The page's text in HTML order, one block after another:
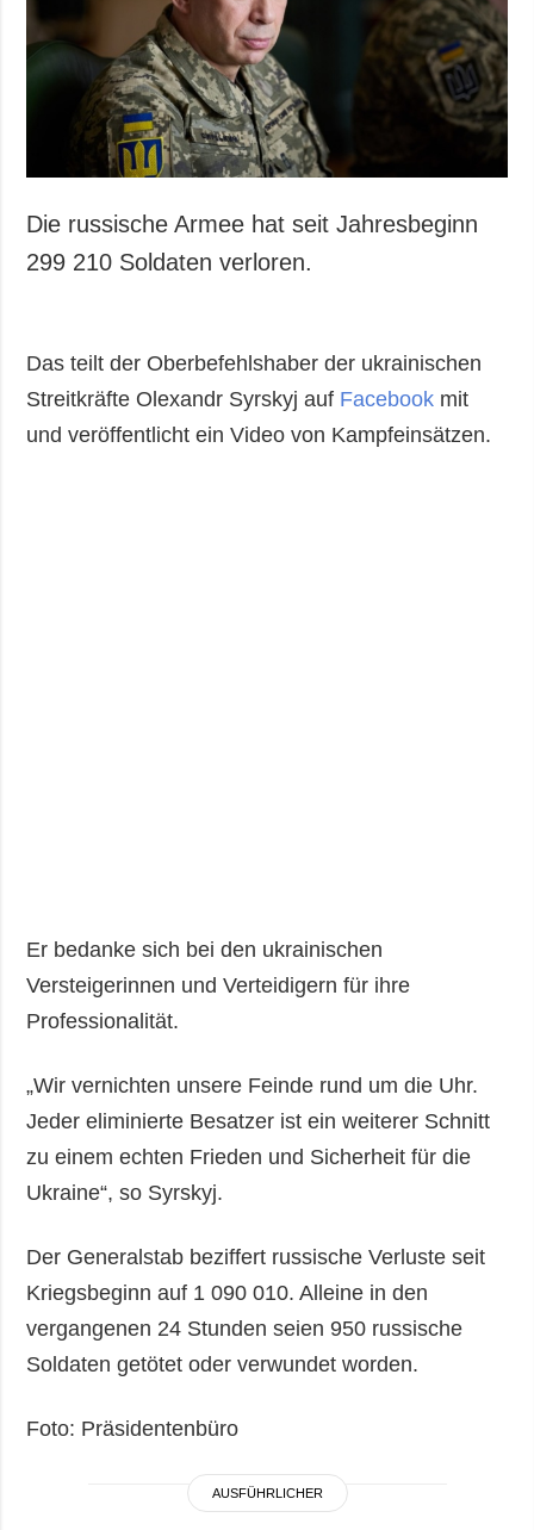
Die russische Armee hat seit Jahresbeginn
299 210 Soldaten verloren.
Das teilt der Oberbefehlshaber der ukrainischen
Streitkräfte Olexandr Syrskyj auf Facebook mit
und veröffentlicht ein Video von Kampfeinsätzen.
Er bedanke sich bei den ukrainischen
Versteigerinnen und Verteidigern für ihre
Professionalität.
„Wir vernichten unsere Feinde rund um die Uhr.
Jeder eliminierte Besatzer ist ein weiterer Schnitt
zu einem echten Frieden und Sicherheit für die
Ukraine“, so Syrskyj.
Der Generalstab beziffert russische Verluste seit
Kriegsbeginn auf 1 090 010. Alleine in den
vergangenen 24 Stunden seien 950 russische
Soldaten getötet oder verwundet worden.
Foto: Präsidentenbüro
AUSFÜHRLICHER